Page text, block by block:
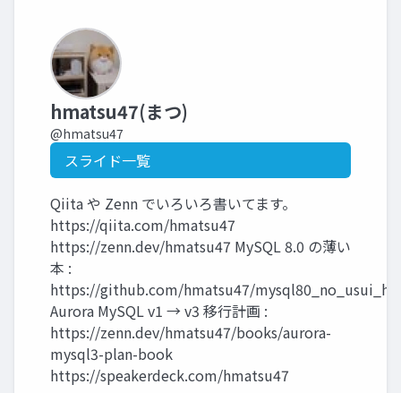
hmatsu47(まつ)
@hmatsu47
スライド一覧
Qiita や Zenn でいろいろ書いてます。
https://qiita.com/hmatsu47
https://zenn.dev/hmatsu47 MySQL 8.0 の薄い
本 :
https://github.com/hmatsu47/
Aurora MySQL v1 → v3 移行計画 :
https://zenn.dev/hmatsu47/books/aurora-
mysql3-plan-book
https://speakerdeck.com/hmatsu47